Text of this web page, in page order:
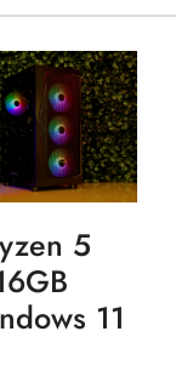
5
11